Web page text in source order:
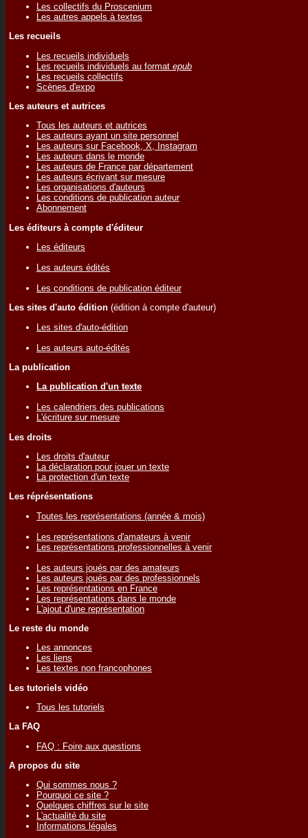
Les collectifs du Proscenium
Les autres appels à textes
Les recueils
Les recueils individuels
Les recueils individuels au format epub
Les recueils collectifs
Scènes d'expo
Les auteurs et autrices
Tous les auteurs et autrices
Les auteurs ayant un site personnel
Les auteurs sur Facebook, X, Instagram
Les auteurs dans le monde
Les auteurs de France par département
Les auteurs écrivant sur mesure
Les organisations d'auteurs
Les conditions de publication auteur
Abonnement
Les éditeurs à compte d'éditeur
Les éditeurs
Les auteurs édités
Les conditions de publication éditeur
Les sites d'auto édition (édition à compte d'auteur)
Les sites d'auto-édition
Les auteurs auto-édités
La publication
La publication d'un texte
Les calendriers des publications
L'écriture sur mesure
Les droits
Les droits d'auteur
La déclaration pour jouer un texte
La protection d'un texte
Les réprésentations
Toutes les représentations (année & mois)
Les représentations d'amateurs à venir
Les représentations professionnelles à venir
Les auteurs joués par des amateurs
Les auteurs joués par des professionnels
Les représentations en France
Les représentations dans le monde
L'ajout d'une représentation
Le reste du monde
Les annonces
Les liens
Les textes non francophones
Les tutoriels vidéo
Tous les tutoriels
La FAQ
FAQ : Foire aux questions
A propos du site
Qui sommes nous ?
Pourquoi ce site ?
Quelques chiffres sur le site
L'actualité du site
Informations légales